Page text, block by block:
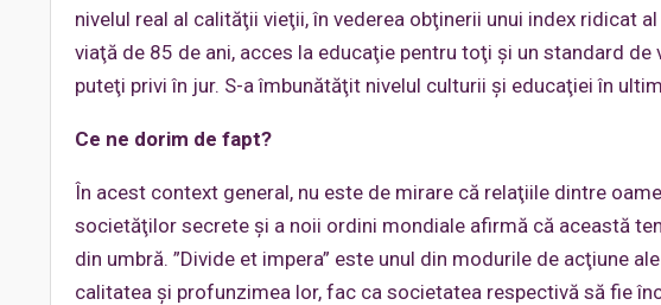
nivelul real al calităţii vieţii, în vederea obţinerii unui index ridicat
viaţă de 85 de ani, acces la educaţie pentru toţi şi un standard
puteţi privi în jur. S-a îmbunătăţit nivelul culturii şi educaţiei în
Ce ne dorim de fapt?
În acest context general, nu este de mirare că relaţiile dintre
societăţilor secrete şi a noii ordini mondiale afirmă că această
din umbră. ”Divide et impera” este unul din modurile de acţiune
calitatea şi profunzimea lor, fac ca societatea respectivă să fie